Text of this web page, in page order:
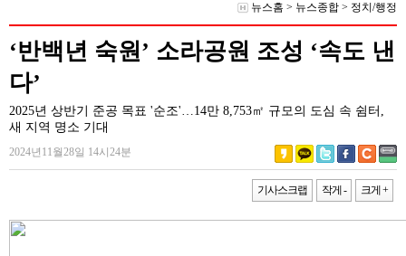
뉴스홈 > 뉴스종합 > 정치/행정
‘반백년 숙원’ 소라공원 조성 ‘속도 낸
다’
2025년 상반기 준공 목표 '순조'…14만 8,753㎡ 규모의 도심 속 쉼터,
새 지역 명소 기대
2024년11월28일 14시24분
기사스크랩 작게 - 크게 +